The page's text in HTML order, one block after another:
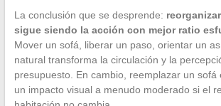
La conclusión que se desprende:
sigue siendo la acción con mejor ratio
Mover un sofá, liberar un paso, orientar un
natural transforma la circulación y la
presupuesto. En cambio, reemplazar un sofá
un impacto visual a menudo moderado si el